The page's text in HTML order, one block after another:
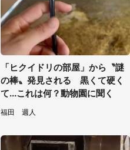
「ヒクイドリの部屋」から〝謎
の棒〟発見される 黒くて硬く
て...これは何？動物園に聞く
福田 週人